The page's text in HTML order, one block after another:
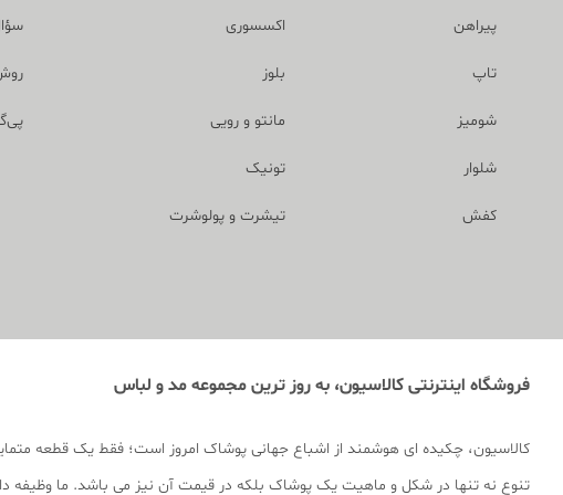
پیراهن
تاپ
شومیز
شلوار
کفش
اکسسوری
بلوز
مانتو و رویی
تونیک
تیشرت و پولوشرت
فروشگاه اینترنتی کالاسیون، به روز ترین مجموعه مد و لباس
کالاسیون، چکیده ای هوشمند از اشباع جهانی پوشاک امروز است؛ فقط یک قطعه
تنوع نه تنها در شکل و ماهیت یک پوشاک بلکه در قیمت آن نیز می باشد. ما وظیفه